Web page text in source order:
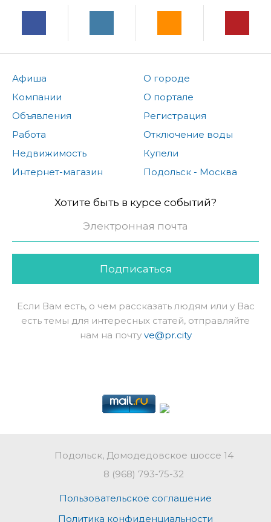
Афиша
Компании
Объявления
Работа
Недвижимость
Интернет-магазин
О городе
О портале
Регистрация
Отключение воды
Купели
Подольск - Москва
Хотите быть в курсе событий?
Подписаться
Если Вам есть, о чем рассказать людям или у Вас
есть темы для интересных статей, отправляйте
нам на почту ve@pr.city
Подольск, Домодедовское шоссе 14
8 (968) 793-75-32
Пользовательское соглашение
Политика конфиденциальности